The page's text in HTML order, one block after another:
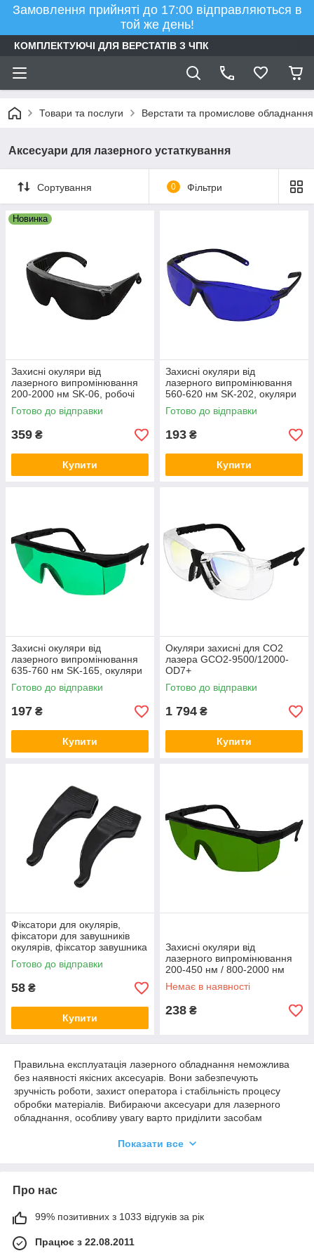
Замовлення прийняті до 17:00 відправляються в
той же день!
КОМПЛЕКТУЮЧІ ДЛЯ ВЕРСТАТІВ З ЧПК
Товари та послуги Верстати та промислове обладнання
Аксесуари для лазерного устаткування
Сортування 0 Фільтри
Новинка
Захисні окуляри від
лазерного випромінювання
200-2000 нм SK-06, робочі
окуляри для волоконного
лазера 1064 нм
Готово до відправки
359 ₴
Купити
Захисні окуляри від
лазерного випромінювання
560-620 нм SK-202, окуляри
для захисту очей від жовтого
та червоного лазера
Готово до відправки
193 ₴
Купити
Захисні окуляри від
лазерного випромінювання
635-760 нм SK-165, окуляри
для захисту очей від
червоного лазера
Готово до відправки
197 ₴
Купити
Окуляри захисні для CO2
лазера GCO2-9500/12000-
OD7+
Готово до відправки
1 794 ₴
Купити
Фіксатори для окулярів,
фіксатори для завушників
окулярів, фіксатор завушника
чорний
Готово до відправки
58 ₴
Купити
Захисні окуляри від
лазерного випромінювання
200-450 нм / 800-2000 нм
SK-010, окуляри для
волоконного лазера 1064 нм
Немає в наявності
238 ₴
Правильна експлуатація лазерного обладнання неможлива
без наявності якісних аксесуарів. Вони забезпечують
зручність роботи, захист оператора і стабільність процесу
обробки матеріалів. Вибираючи аксесуари для лазерного
обладнання, особливу увагу варто приділити засобам
небезпечним для очей і шкіри.
Головне завдання захисних аксесуарів полягає в мінімізації
лазерної техніки – це спеціальні окуляри та щитки, які
пошкодженню зору.
Показати все
Про нас
99% позитивних з 1033 відгуків за рік
Працює з 22.08.2011